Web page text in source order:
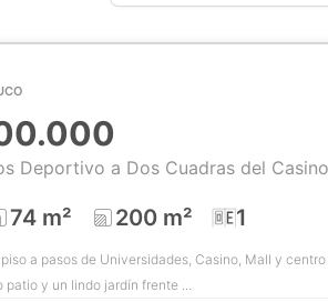
Deportivo a Dos Cuadras del Casino
74 m² 200 m² 1
a pasos de Universidades, Casino, Mall y
y un lindo jardín frente ...